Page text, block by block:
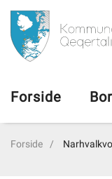
Forside
Forside